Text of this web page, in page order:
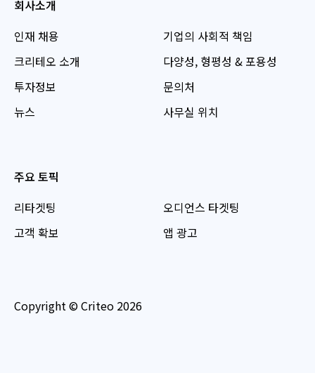
회사소개
인재 채용
크리테오 소개
투자정보
뉴스
기업의 사회적 책임
다양성, 형평성 & 포용성
문의처
사무실 위치
주요 토픽
리타겟팅
고객 확보
오디언스 타겟팅
앱 광고
Copyright © Criteo 2026